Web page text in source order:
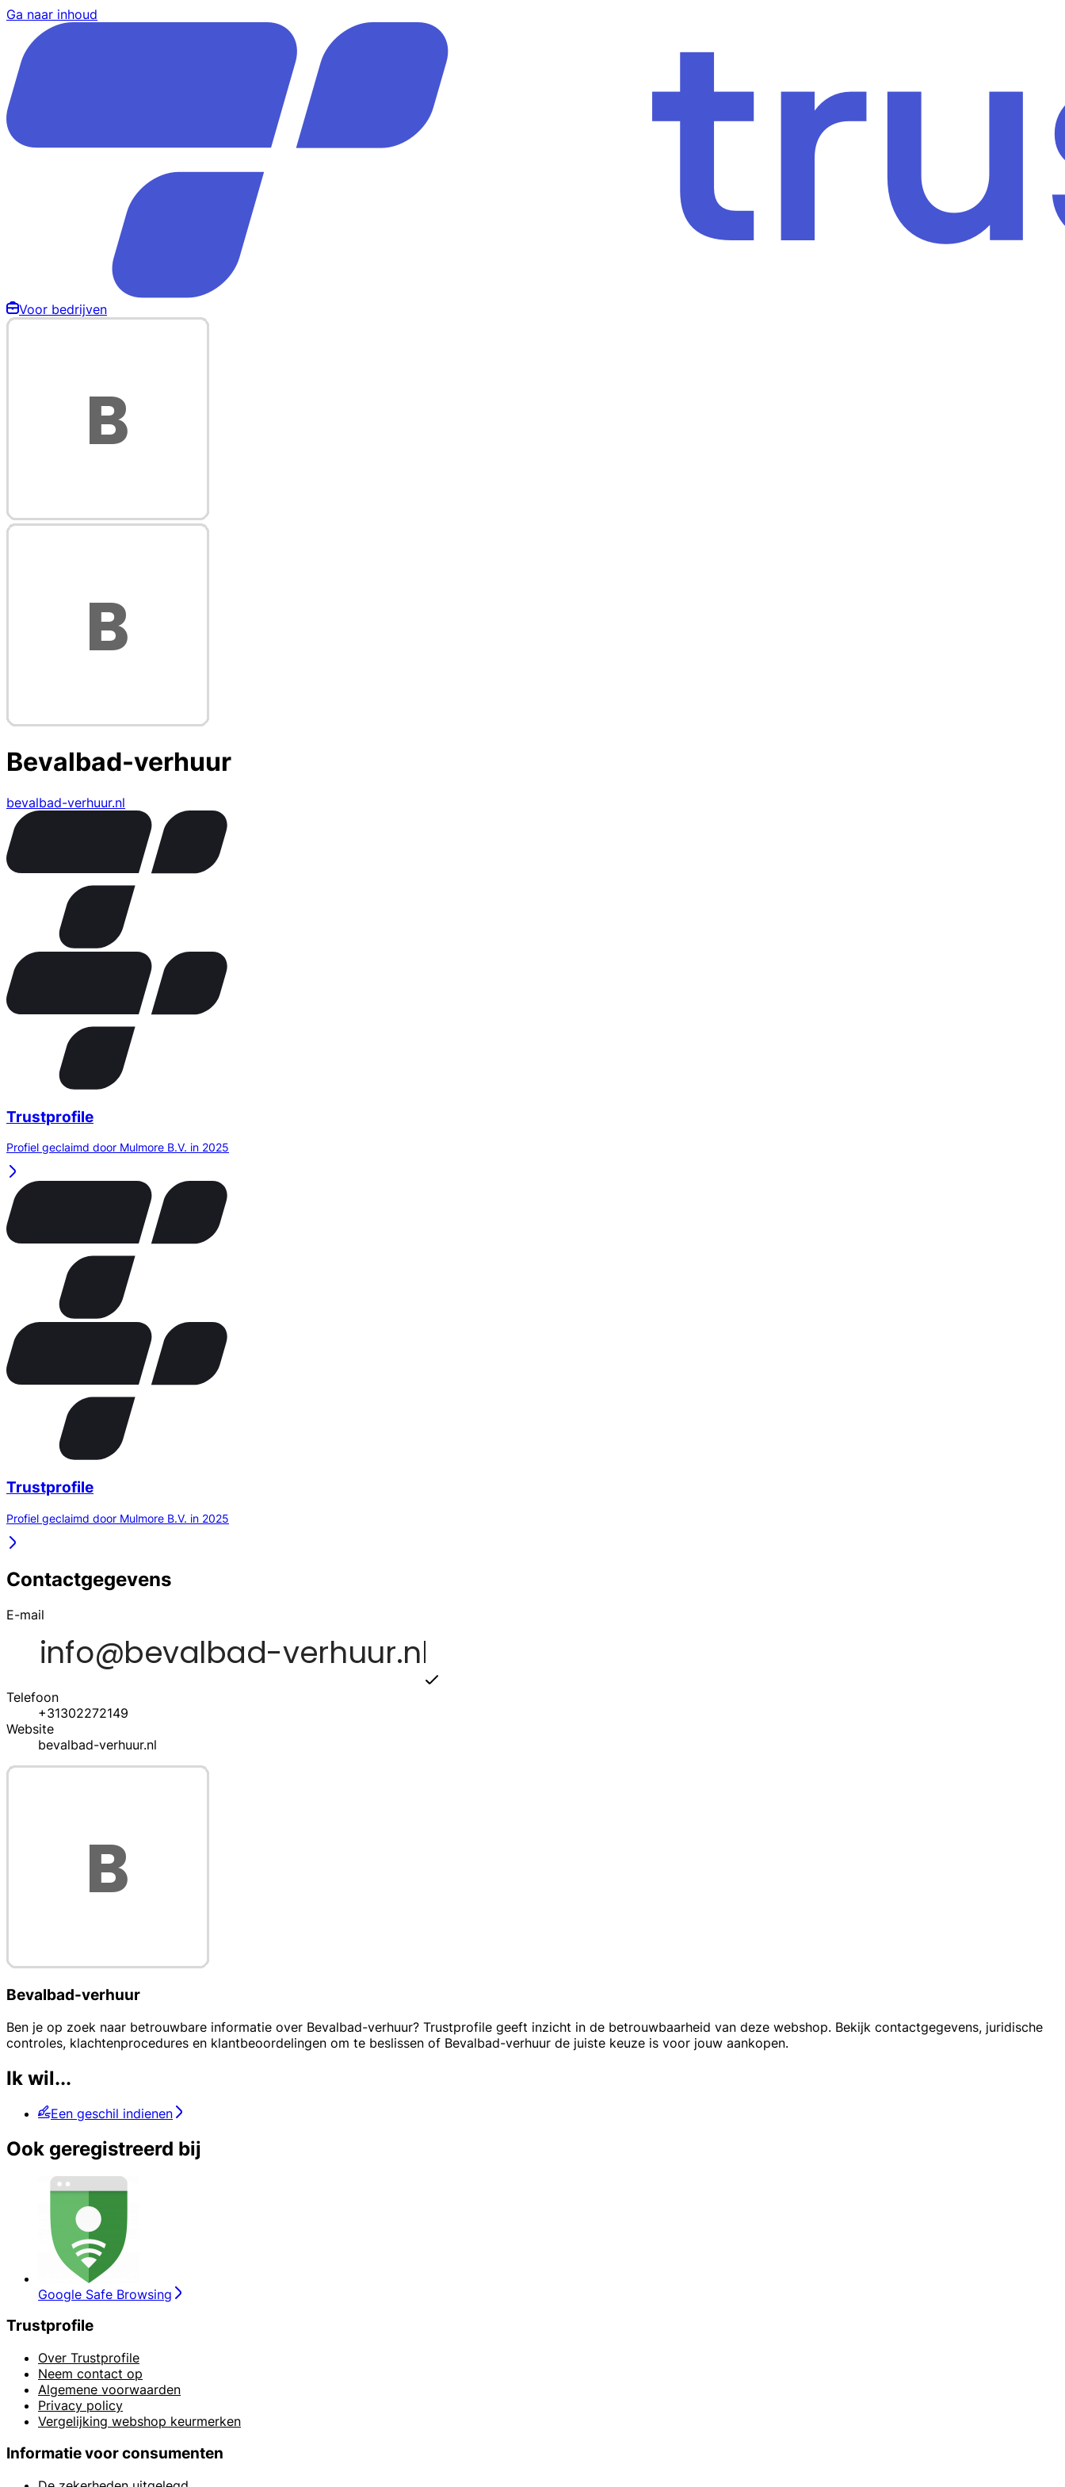
Ga naar inhoud
Voor bedrijven
Bevalbad-verhuur
bevalbad-verhuur.nl
Trustprofile
Profiel geclaimd door Mulmore B.V. in 2025
Trustprofile
Profiel geclaimd door Mulmore B.V. in 2025
Contactgegevens
E-mail
Telefoon
+31302272149
Website
bevalbad-verhuur.nl
Bevalbad-verhuur
Ben je op zoek naar betrouwbare informatie over Bevalbad-verhuur? Trustprofile geeft inzicht in de betrouwbaarheid van deze webshop. Bekijk contactgegevens, juridische
controles, klachtenprocedures en klantbeoordelingen om te beslissen of Bevalbad-verhuur de juiste keuze is voor jouw aankopen.
Ik wil...
Een geschil indienen
Ook geregistreerd bij
Google Safe Browsing
Trustprofile
Over Trustprofile
Neem contact op
Algemene voorwaarden
Privacy policy
Vergelijking webshop keurmerken
Informatie voor consumenten